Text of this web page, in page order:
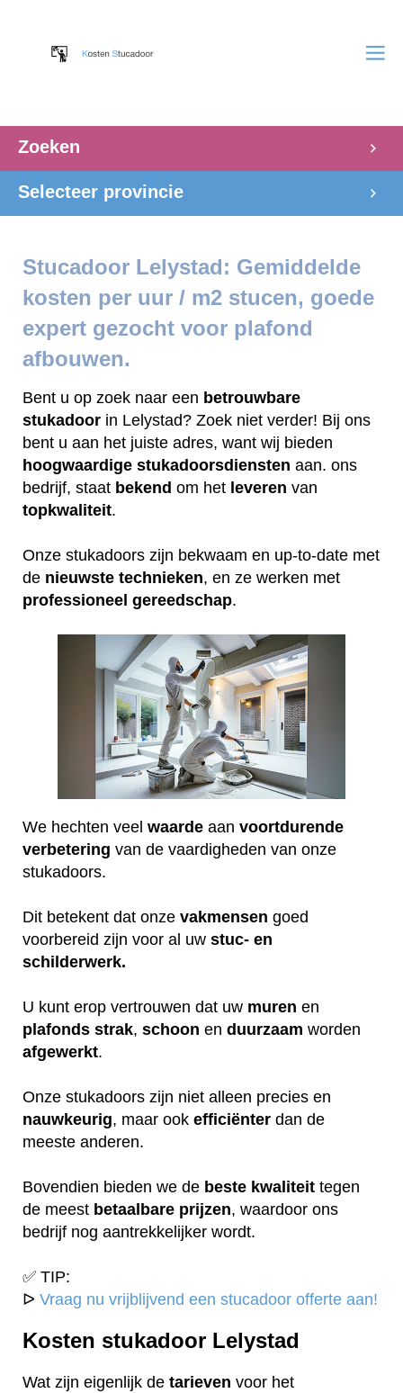
Zoeken
Selecteer provincie
Stucadoor Lelystad: Gemiddelde
kosten per uur / m2 stucen, goede
expert gezocht voor plafond
afbouwen.
Bent u op zoek naar een betrouwbare
stukadoor in Lelystad? Zoek niet verder! Bij ons
bent u aan het juiste adres, want wij bieden
hoogwaardige stukadoorsdiensten aan. ons
bedrijf, staat bekend om het leveren van
topkwaliteit.
Onze stukadoors zijn bekwaam en up-to-date met
de nieuwste technieken, en ze werken met
professioneel gereedschap.
We hechten veel waarde aan voortdurende
verbetering van de vaardigheden van onze
stukadoors.
Dit betekent dat onze vakmensen goed
voorbereid zijn voor al uw stuc- en
schilderwerk.
U kunt erop vertrouwen dat uw muren en
plafonds strak, schoon en duurzaam worden
afgewerkt.
Onze stukadoors zijn niet alleen precies en
nauwkeurig, maar ook efficiënter dan de
meeste anderen.
Bovendien bieden we de beste kwaliteit tegen
de meest betaalbare prijzen, waardoor ons
bedrijf nog aantrekkelijker wordt.
✅ TIP:
ᐅ Vraag nu vrijblijvend een stucadoor offerte aan!
Kosten stukadoor Lelystad
Wat zijn eigenlijk de tarieven voor het